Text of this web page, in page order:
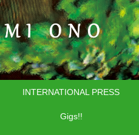
INTERNATIONAL PRESS
Gigs!!